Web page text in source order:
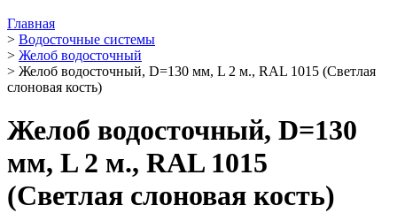
Главная
> Водосточные системы
> Желоб водосточный
> Желоб водосточный, D=130 мм, L 2 м., RAL 1015 (Светлая
слоновая кость)
Желоб водосточный, D=130
мм, L 2 м., RAL 1015
(Светлая слоновая кость)